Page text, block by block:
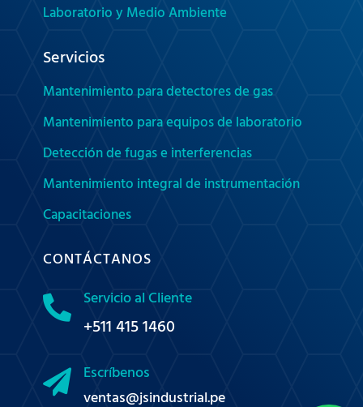
Laboratorio y Medio Ambiente
Servicios
Mantenimiento para detectores de gas
Mantenimiento para equipos de laboratorio
Detección de fugas e interferencias
Mantenimiento integral de instrumentación
Capacitaciones
CONTÁCTANOS
 Servicio al Cliente
+511 415 1460
 Escríbenos
ventas@jsindustrial.pe